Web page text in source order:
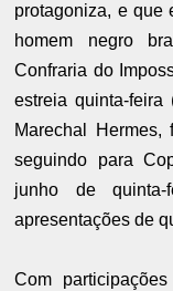
protagoniza, e que
homem negro
Confraria do
estreia quinta-feira
Marechal
seguindo para
junho de
apresentações de
Com